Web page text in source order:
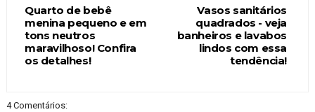
Vasos sanitários
quadrados - veja
banheiros e lavabos
lindos com essa
tendência!
Quarto de bebê
menina pequeno e em
tons neutros
maravilhoso! Confira
os detalhes!
4 Comentários: